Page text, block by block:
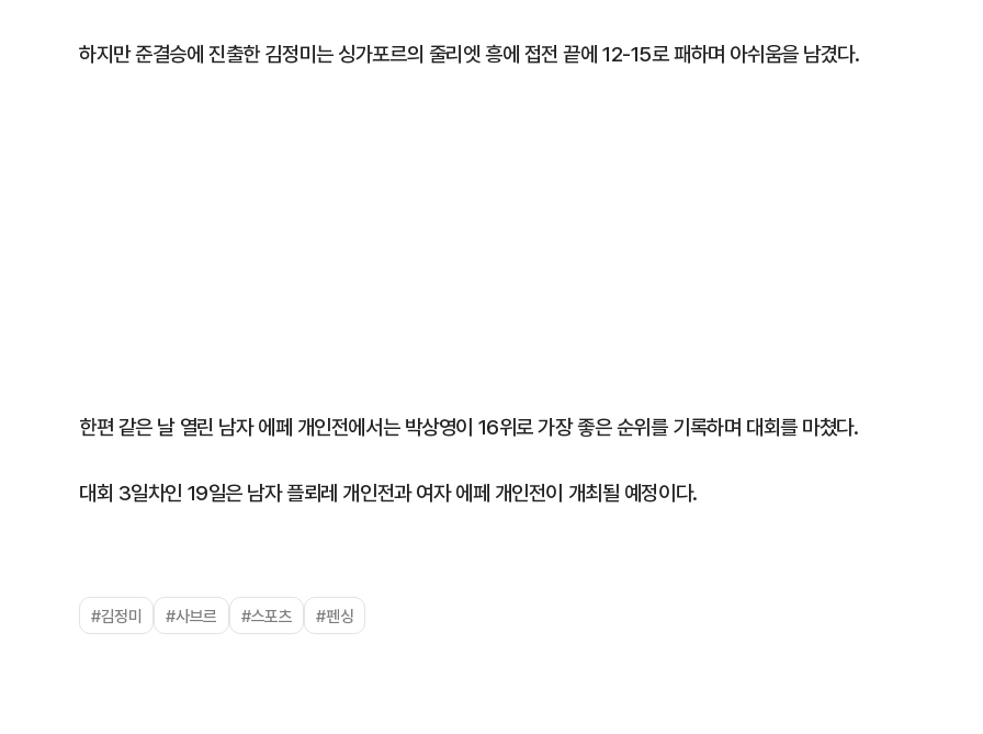
하지만 준결승에 진출한 김정미는 싱가포르의 줄리엣 흥에 접전 끝에 12-15로 패하며 아쉬움을 남겼다.
한편 같은 날 열린 남자 에페 개인전에서는 박상영이 16위로 가장 좋은 순위를 기록하며 대회를 마쳤다.
대회 3일차인 19일은 남자 플뢰레 개인전과 여자 에페 개인전이 개최될 예정이다.
#김정미 #사브르 #스포츠 #펜싱